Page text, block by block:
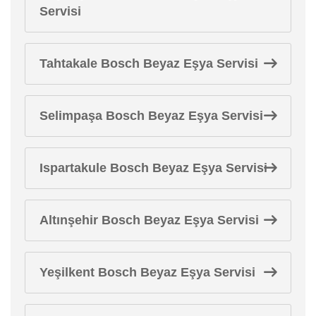
Servisi
Tahtakale Bosch Beyaz Eşya Servisi
Selimpaşa Bosch Beyaz Eşya Servisi
Ispartakule Bosch Beyaz Eşya Servisi
Altınşehir Bosch Beyaz Eşya Servisi
Yeşilkent Bosch Beyaz Eşya Servisi